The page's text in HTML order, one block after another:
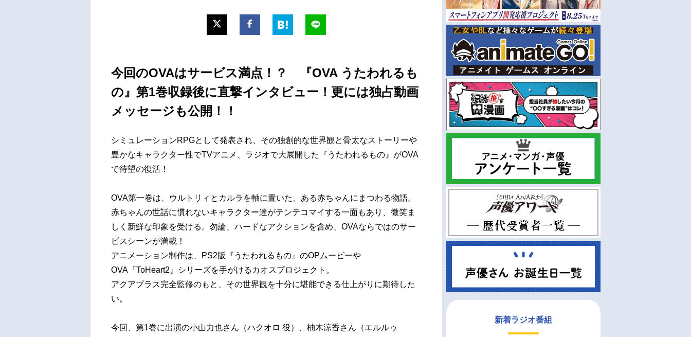
今回のOVAはサービス満点！？ 『OVA うたわれるも
の』第1巻収録後に直撃インタビュー！更には独占動画
メッセージも公開！！
シミュレーションRPGとして発表され、その独創的な世界観と骨太なストーリーや
豊かなキャラクター性でTVアニメ、ラジオで大展開した『うたわれるもの』がOVA
で待望の復活！
OVA第一巻は、ウルトリィとカルラを軸に置いた、ある赤ちゃんにまつわる物語。
赤ちゃんの世話に慣れないキャラクター達がテンテコマイする一面もあり、微笑ま
しく新鮮な印象を受ける。勿論、ハードなアクションを含め、OVAならではのサー
ビスシーンが満載！
アニメーション制作は、PS2版『うたわれるもの』のOPムービーや
OVA『ToHeart2』シリーズを手がけるカオスプロジェクト。
アクアプラス完全監修のもと、その世界観を十分に堪能できる仕上がりに期待した
い。
今回、第1巻に出演の小山力也さん（ハクオロ 役）、柚木涼香さん（エルルゥ
新着ラジオ番組